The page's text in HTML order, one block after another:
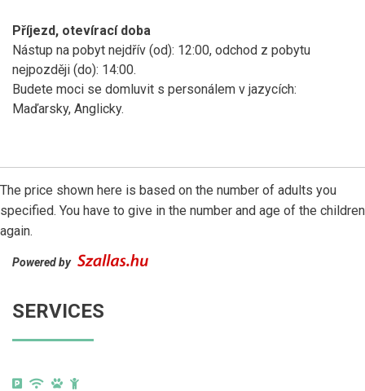
Příjezd, otevírací doba
Nástup na pobyt nejdřív (od): 12:00, odchod z pobytu
nejpozději (do): 14:00.
Budete moci se domluvit s personálem v jazycích:
Maďarsky, Anglicky.
The price shown here is based on the number of adults you
specified. You have to give in the number and age of the children
again.
Powered by
SERVICES